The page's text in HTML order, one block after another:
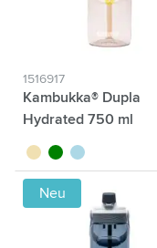
1516917
Kambukka® Dupla
Hydrated 750 ml
sablevert bleu clair
Neu